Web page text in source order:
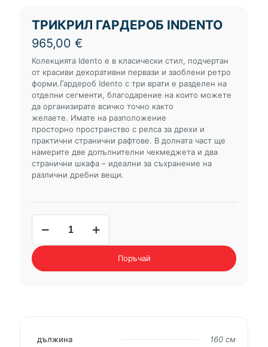
ТРИКРИЛ ГАРДЕРОБ INDENTO
965,00 €
Колекцията Idento е в класически стил, подчертан
от красиви декоративни первази и заоблени ретро
форми.Гардероб Idento с три врати е разделен на
отделни сегменти, благодарение на които можете
да организирате всичко точно както
желаете. Имате на разположение
просторно пространство с релса за дрехи и
практични странични рафтове. В долната част ще
намерите две допълнителни чекмеджета и два
странични шкафа – идеални за съхранение на
различни дребни вещи.
гардероб
INDENTO
Поръчай
дължина 160 см